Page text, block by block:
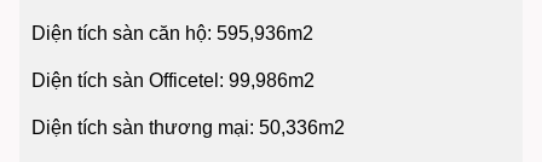
Diện tích sàn căn hộ: 595,936m2
Diện tích sàn Officetel: 99,986m2
Diện tích sàn thương mại: 50,336m2